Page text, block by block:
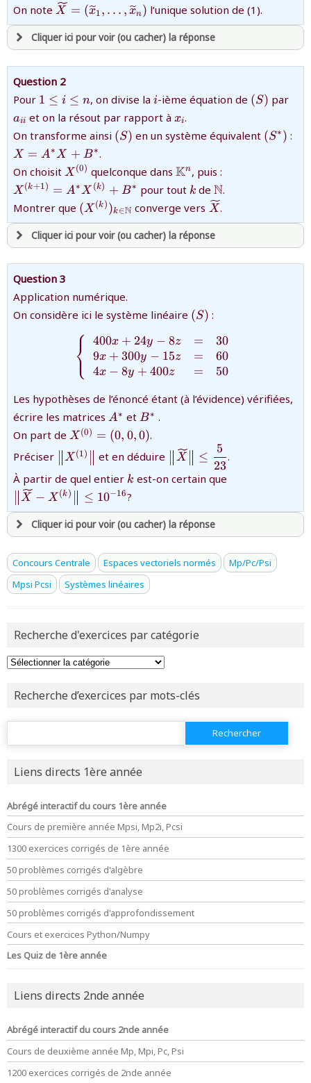
On note {\widetilde{X}=
(\widetilde
x_1,\ldots,\widetilde
x_n)}
X = (x1 , … , xn) l’unique solution de (1).
Cliquer ici pour voir (ou cacher) la réponse
avoir
une souscription active sur mathprepa
revenir àla page d'accueil
ou tester la page d'extraits libres
ou consulter
Question 2
Pour {1\le
n}
1 ≤ i ≤ n, on divise la{i}
i-ième équation de {(S)}
(S) par
aii et on la résout par rapport à {x_i}
xi.
On transforme ainsi {(S)}
(S) en un système équivalent (S∗ ) :
X = A∗X + B∗.
On choisit {X^{(0)}}
X (0) quelconque dans{\mathbb{K}^n}
Kn, puis :
X (k+1) = A∗X (k) + B∗ pour tout {k}
k de{\mathbb{N}}
N.
Montrer que {(X^{(k)})_{k\in\mathbb{N}}}
(X (k) )k∈N converge vers {\widetilde{X}}
X.
Cliquer ici pour voir (ou cacher) la réponse
avoir
une souscription active sur mathprepa
la page d'extraits libres
ou consulter
le plan du site
Question 3
Application numérique.
On considère ici le système linéaire {(S)}
(S) :
{\left\{\begin{array}{lll}
⎩
⎨⎧ 400x + 24y − 8z
9x + 300y − 15z
4x − 8y + 400z
=
=
=
30
60
50
Les hypothèses de l’énoncé étant (à l’évidence) vérifiées,
écrire les matrices {A^*}
A∗ et {B^*}
B∗ .
On part de {X^{(0)}=
(0,0,0)}
X (0) = (0, 0,0).
Préciser {\left\|X^{(1)}\right\|}
X (1) et en déduire
{23}}
X ≤
23
5
.
À partir de quel entier {k}
k est-on certain que
X − X (k) ≤ 10−16?
Cliquer ici pour voir (ou cacher) la réponse
avoirune souscription active sur mathprepa
et êtreconnecté au site
ou testerla page d'extraits libres
Concours Centrale Espaces vectoriels normés
Mp/Pc/Psi
Mpsi Pcsi
Systèmes linéaires
Recherche d'exercices par catégorie
Recherche d’exercices par mots-clés
Rechercher :
Liens directs 1ère année
Abrégé interactif du cours 1ère année
Cours de première année Mpsi, Mp2i, Pcsi
1300 exercices corrigés de 1ère année
50 problèmes corrigés d'algèbre
50 problèmes corrigés d'analyse
50 problèmes corrigés d'approfondissement
Cours et exercices Python/Numpy
Les Quiz de 1ère année
Liens directs 2nde année
Abrégé interactif du cours 2nde année
Cours de deuxième année Mp, Mpi, Pc, Psi
1200 exercices corrigés de 2nde année